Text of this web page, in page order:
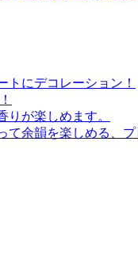
にデコレーション！
が楽しめます。
余韻を楽しめる、プ